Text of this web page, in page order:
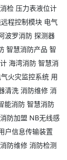
检 压力表液位计
程控制模块 电气
波罗消防 探测器
智慧消防产品 智
海湾消防 智慧消
气火灾监控系统 用
清洗 消防维修 消
能消防 智慧消防
防加盟 NB无线感
户信息传输装置
消防维修 消防检测